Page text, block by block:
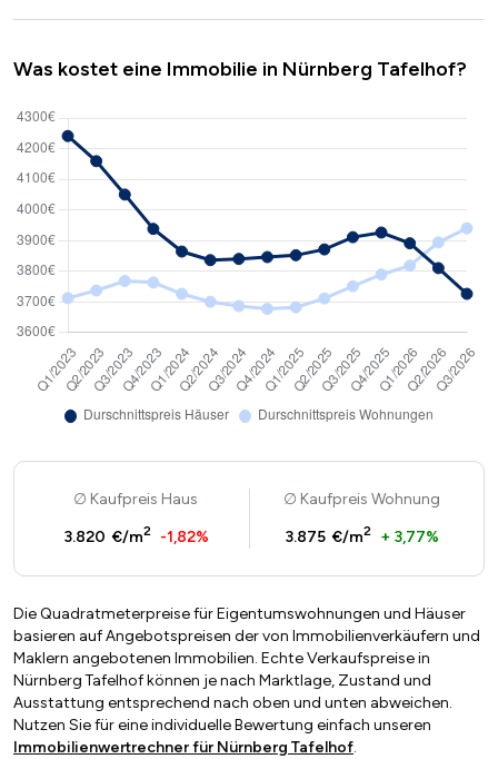
Was kostet eine Immobilie in Nürnberg Tafelhof?
Kaufpreis Haus
3.820 €/m2 -1,82%
Kaufpreis Wohnung
3.875 €/m2 + 3,77%
Die Quadratmeterpreise für Eigentumswohnungen und Häuser
basieren auf Angebotspreisen der von Immobilienverkäufern und
Maklern angebotenen Immobilien. Echte Verkaufspreise in
Nürnberg Tafelhof können je nach Marktlage, Zustand und
Ausstattung entsprechend nach oben und unten abweichen.
Nutzen Sie für eine individuelle Bewertung einfach unseren
Immobilienwertrechner für Nürnberg Tafelhof.